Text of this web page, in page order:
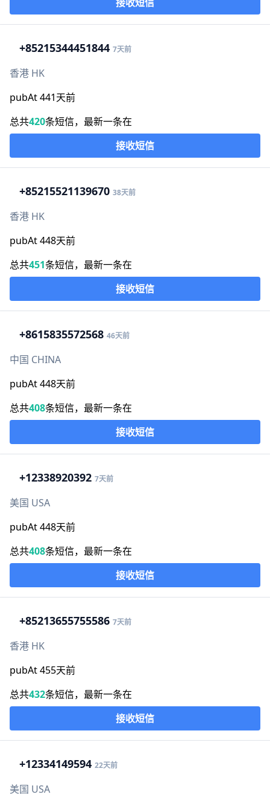
+85215344451844 7天前
香港 HK
pubAt 441天前
总共420条短信，最新一条在
接收短信
+85215521139670 38天前
香港 HK
pubAt 448天前
总共451条短信，最新一条在
接收短信
+8615835572568 46天前
中国 CHINA
pubAt 448天前
总共408条短信，最新一条在
接收短信
+12338920392 7天前
美国 USA
pubAt 448天前
总共408条短信，最新一条在
接收短信
+85213655755586 7天前
香港 HK
pubAt 455天前
总共432条短信，最新一条在
接收短信
+12334149594 22天前
美国 USA